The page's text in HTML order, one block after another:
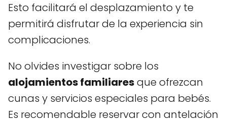
Esto facilitará el desplazamiento y te
permitirá disfrutar de la experiencia sin
complicaciones.
No olvides investigar sobre los
alojamientos familiaresque ofrezcan
cunas y servicios especiales para bebés.
Es recomendable reservar con antelación